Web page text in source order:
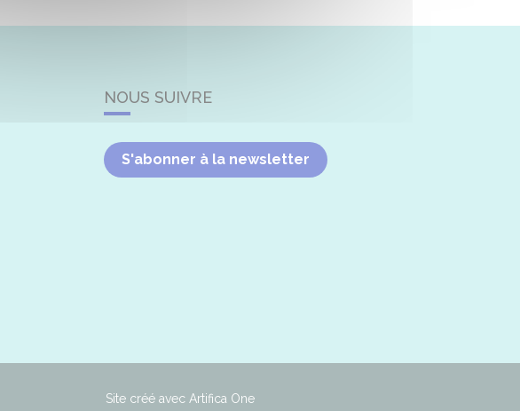
NOUS SUIVRE
S'abonner à la newsletter
Site créé avec Artifica One